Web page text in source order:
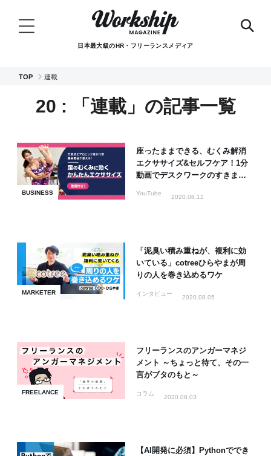
日本最大級のHR・フリーランスメディア
TOP 連載
20 : 「連載」の記事一覧
BUSINESS
座ったままできる、むくみ解消
エクササイズ&セルフケア！1分
動画でデスクワークのすきま時
YouTube
2020.08.12
MARKETER
「泥臭い積み重ねが、複利に効
いている」cotreeひらやまが周
りの人を巻き込めるワケ
インタビュー
2020.08.05
FREELANCE
フリーランスのアンガーマネジ
メント ～ちょっと待て、その一
言がブタのもと～
コラム
2020.08.03
【AI開発に必須】Pythonででき